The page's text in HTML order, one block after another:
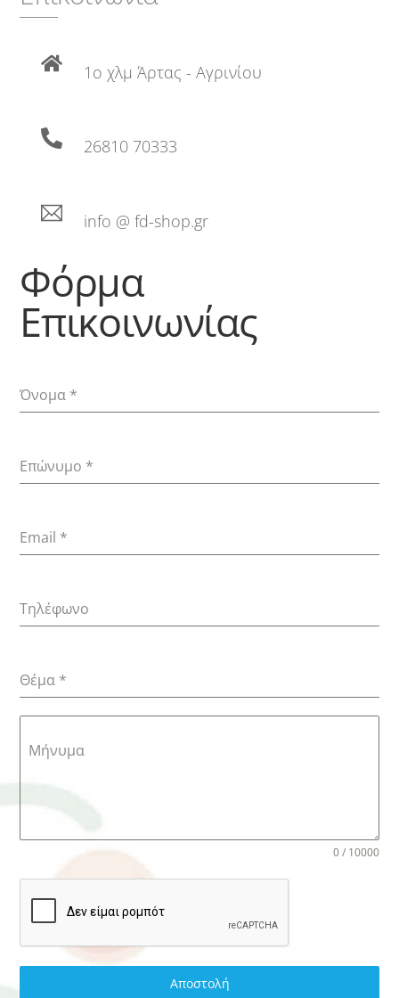
1ο χλμ Άρτας - Αγρινίου
26810 70333
info @ fd-shop.gr
Φόρμα
Επικοινωνίας
Όνομα *
Επώνυμο *
Email *
Τηλέφωνο
Θέμα *
Μήνυμα
0 / 10000
Αποστολή